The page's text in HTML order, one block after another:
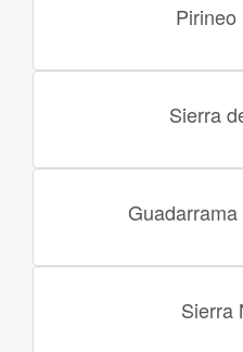
Pirineo
Sierra
Sierra